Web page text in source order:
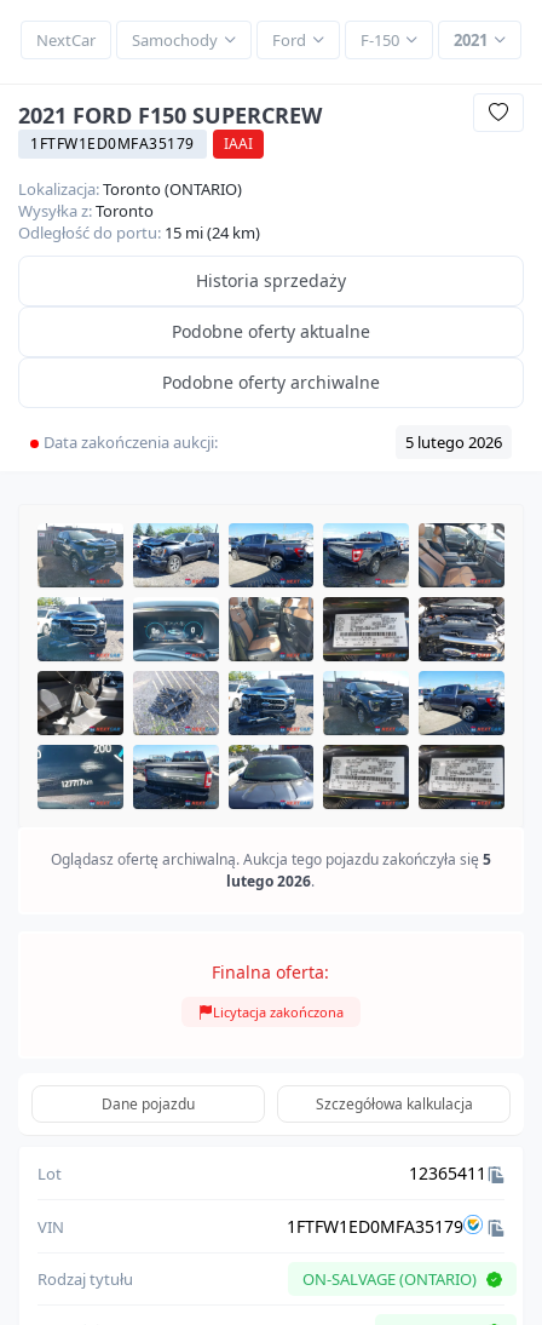
NextCar Samochody Ford F-150 2021
2021 FORD F150 SUPERCREW
1FTFW1ED0MFA35179 IAAI
Lokalizacja:Toronto (ONTARIO)
Wysyłka z:Toronto
Odległość do portu: 15 mi (24 km)
Historia sprzedaży
Podobne oferty aktualne
Podobne oferty archiwalne
Data zakończenia aukcji: 5 lutego 2026
Oglądasz ofertę archiwalną. Aukcja tego pojazdu zakończyła się 5
lutego 2026.
Finalna oferta:
Licytacja zakończona
Dane pojazdu Szczegółowa kalkulacja
Lot 12365411
VIN 1FTFW1ED0MFA35179
Rodzaj tytułu ON-SALVAGE (ONTARIO)